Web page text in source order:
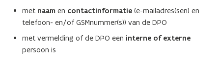
w
e
-
m
met naam en contactinformatie (e-mailadres(sen) en
telefoon- en/of GSMnummer(s)) van de DPO
met vermelding of de DPO een interne of externe
persoon is